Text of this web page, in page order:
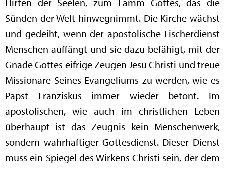
Sünden der Welt hinwegnimmt. Die Kirche wächst
und gedeiht, wenn der apostolische Fischerdienst
Menschen auffängt und sie dazu befähigt, mit der
Gnade Gottes eifrige Zeugen Jesu Christi und treue
Missionare Seines Evangeliums zu werden, wie es
Papst Franziskus immer wieder betont. Im
apostolischen, wie auch im christlichen Leben
überhaupt ist das Zeugnis kein Menschenwerk,
sondern wahrhaftiger Gottesdienst. Dieser Dienst
muss ein Spiegel des Wirkens Christi sein, der dem